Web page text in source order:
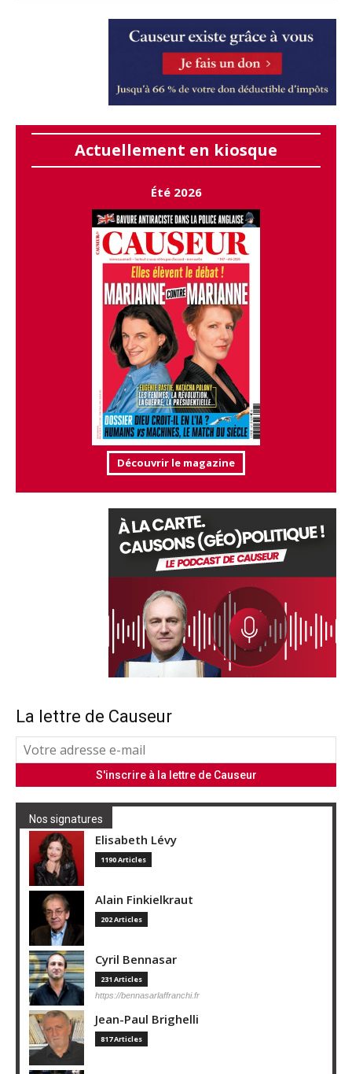
Actuellement en kiosque
Été 2026
Découvrir le magazine
La lettre de Causeur
Nos signatures
Elisabeth Lévy
1190 Articles
Alain Finkielkraut
202 Articles
Cyril Bennasar
231 Articles
https://bennasarlaffranchi.fr
Jean-Paul Brighelli
817 Articles